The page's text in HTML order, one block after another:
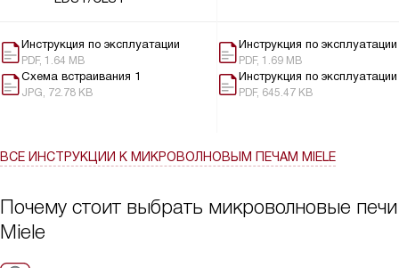
успокаивает наличие блокировки от случайного запуска —
теперь не боюсь, что дети нажмут кнопки. Подсветка внутри
позволяет быстро проверить готовность, а решётка и
Инструкция по эксплуатации
PDF, 1.64 MB
Схема встраивания 1
JPG, 72.78 KB
Инструкция по
PDF, 1.69 MB
Инструкция по
PDF, 645.47 KB
ВСЕ ИНСТРУКЦИИ К МИКРОВОЛНОВЫМ ПЕЧАМ MIELE
Почему стоит выбрать микроволновые печи
Miele